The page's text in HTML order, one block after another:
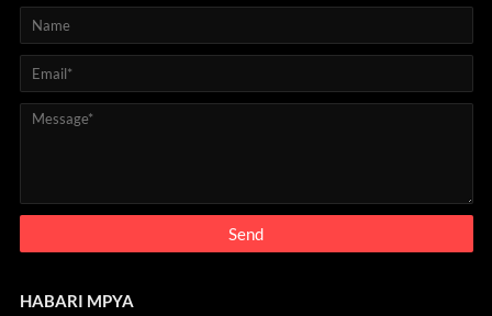
HABARI MPYA